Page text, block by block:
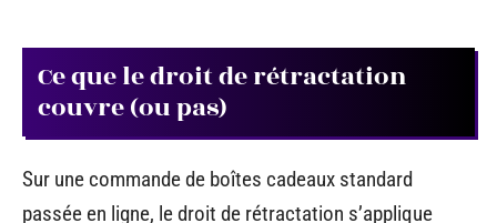
Ce que le droit de rétractation
couvre (ou pas)
Sur une commande de boîtes cadeaux standard
passée en ligne, le droit de rétractation s’applique